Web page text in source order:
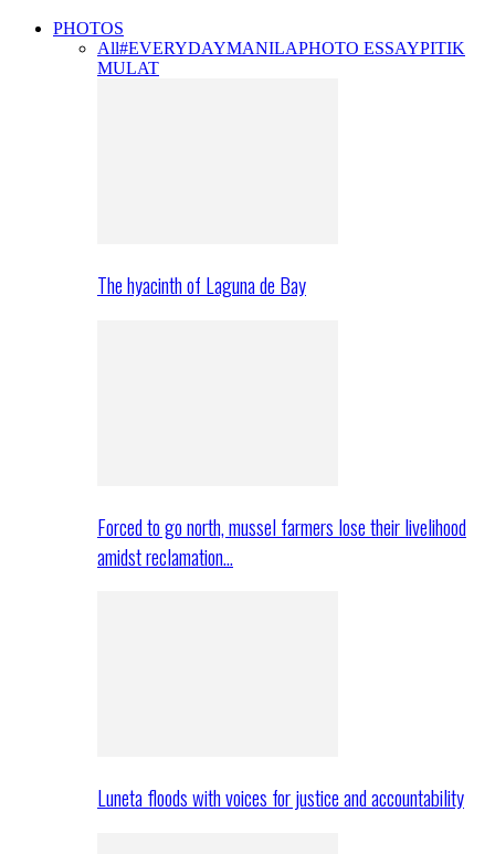
PHOTOS
All#EVERYDAYMANILAPHOTO ESSAYPITIK
MULAT
The hyacinth of Laguna de Bay
Forced to go north, mussel farmers lose their livelihood
amidst reclamation…
Luneta floods with voices for justice and accountability